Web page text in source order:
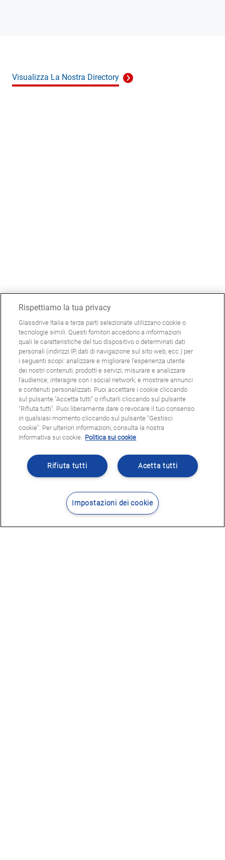
Visualizza La Nostra Directory
Rispettiamo la tua privacy
Glassdrive Italia e terze parti selezionate utilizzano cookie o
tecnologie simili. Questi fornitori accedono a informazioni
quali le caratteristiche del tuo dispositivo o determinati dati
personali (indirizzi IP, dati di navigazione sul sito web, ecc.) per
i seguenti scopi: analizzare e migliorare l'esperienza utente
dei nostri contenuti, prodotti e servizi; misurare e analizzare
l'audience; interagire con i social network; e mostrare annunci
e contenuti personalizzati. Puoi accettare i cookie cliccando
sul pulsante "Accetta tutti" o rifiutarli cliccando sul pulsante
"Rifiuta tutti". Puoi liberamente dare o revocare il tuo consenso
in qualsiasi momento cliccando sul pulsante "Gestisci
cookie". Per ulteriori informazioni, consulta la nostra
Informativa sui cookie. Politica sui cookie
Acetta tutti
Rifiuta tutti
Impostazioni dei cookie